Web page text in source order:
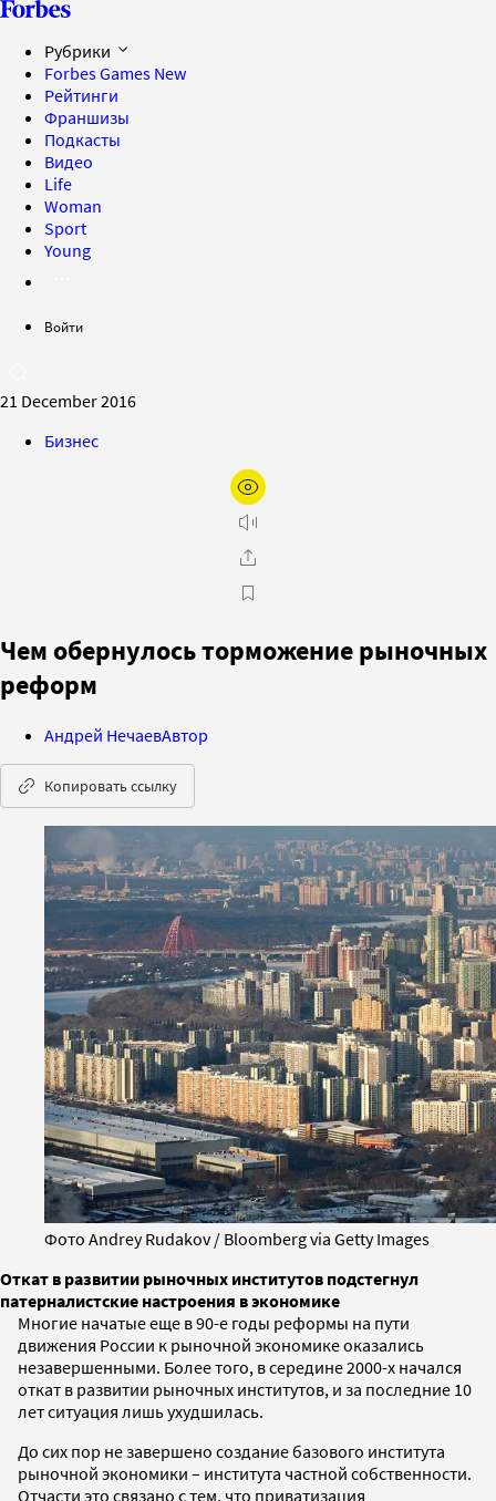
Рубрики
Forbes Games New
Рейтинги
Франшизы
Подкасты
Видео
Life
Woman
Sport
Young
Войти
21 December 2016
Бизнес
Чем обернулось торможение рыночных
реформ
Андрей НечаевАвтор
Копировать ссылку
Фото Andrey Rudakov / Bloomberg via Getty Images
Откат в развитии рыночных институтов подстегнул
патерналистские настроения в экономике
Многие начатые еще в 90-е годы реформы на пути
движения России к рыночной экономике оказались
незавершенными. Более того, в середине 2000-х начался
откат в развитии рыночных институтов, и за последние 10
лет ситуация лишь ухудшилась.
До сих пор не завершено создание базового института
рыночной экономики – института частной собственности.
Отчасти это связано с тем, что приватизация